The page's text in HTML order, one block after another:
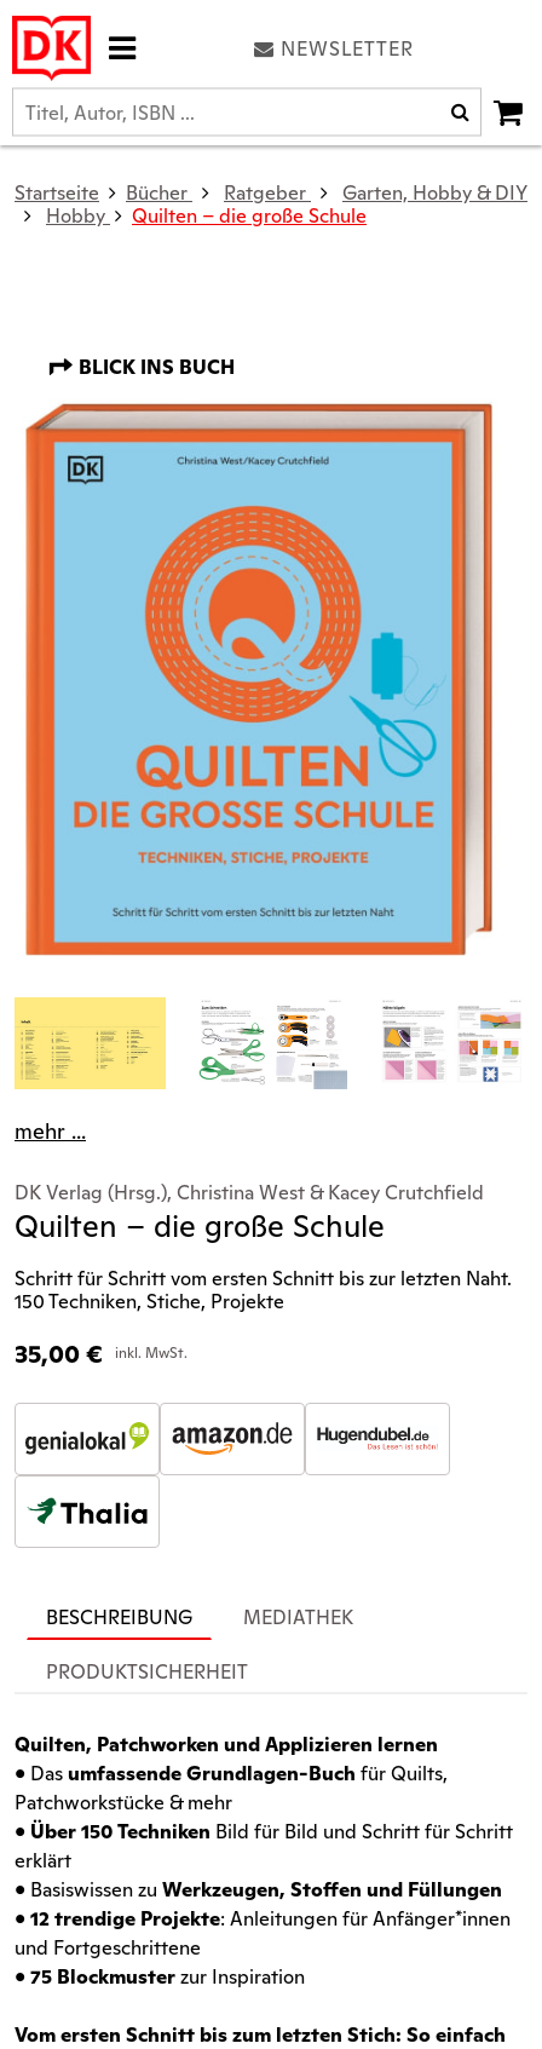
NEWSLETTER
Startseite Bücher Ratgeber
Garten, Hobby & DIY
Hobby
Quilten – die große Schule
BLICK INS BUCH
mehr ...
DK Verlag (Hrsg.), Christina West & Kacey Crutchfield
Quilten – die große Schule
Schritt für Schritt vom ersten Schnitt bis zur letzten Naht.
150 Techniken, Stiche, Projekte
35,00€ inkl. MwSt.
BESCHREIBUNG MEDIATHEK
PRODUKTSICHERHEIT
Quilten, Patchworken und Applizieren lernen
• Dasumfassende Grundlagen-Buch für Quilts,
Patchworkstücke & mehr
• Über 150 Techniken Bild für Bild und Schritt für Schritt
erklärt
• Basiswissen zu Werkzeugen, Stoffen und Füllungen
•12 trendige Projekte: Anleitungen für Anfänger*innen
und Fortgeschrittene
•75 Blockmusterzur Inspiration
Vom ersten Schnitt bis zum letzten Stich: So einfach